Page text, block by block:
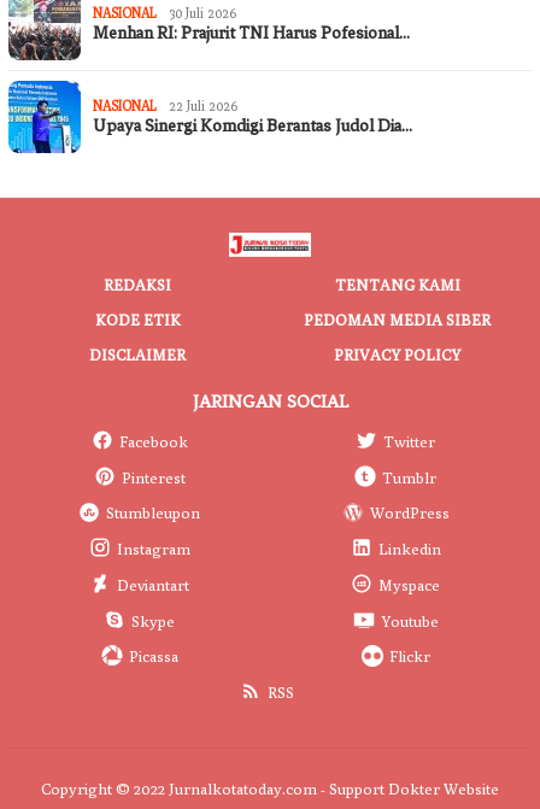
NASIONAL 30 Juli 2026
Menhan RI: Prajurit TNI Harus Pofesional…
NASIONAL 22 Juli 2026
Upaya Sinergi Komdigi Berantas Judol Dia…
REDAKSI
TENTANG KAMI
KODE ETIK
PEDOMAN MEDIA SIBER
DISCLAIMER
PRIVACY POLICY
JARINGAN SOCIAL
Facebook
Twitter
Pinterest
Tumblr
Stumbleupon
WordPress
Instagram
Linkedin
Deviantart
Myspace
Skype
Youtube
Picassa
Flickr
RSS
Copyright © 2022 Jurnalkotatoday.com - Support Dokter Website